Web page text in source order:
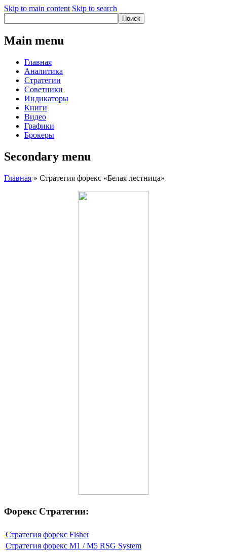
Skip to main content Skip to search
Main menu
Главная
Аналитика
Стратегии
Советники
Индикаторы
Книги
Видео
Графики
Брокеры
Secondary menu
Главная » Стратегия форекс «Белая лестница»
Форекс Стратегии:
Стратегия форекс Fisher
Стратегия форекс M1 / M5 RSG System